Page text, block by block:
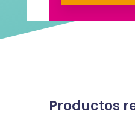
Productos